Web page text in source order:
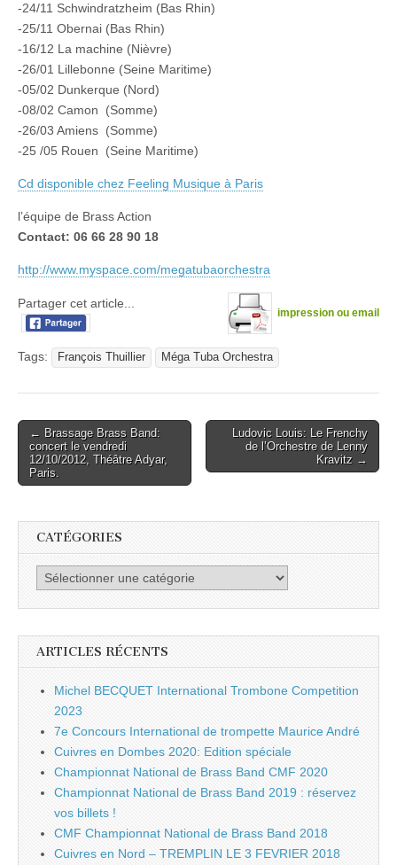
-24/11 Schwindratzheim (Bas Rhin)
-25/11 Obernai (Bas Rhin)
-16/12 La machine (Nièvre)
-26/01 Lillebonne (Seine Maritime)
-05/02 Dunkerque (Nord)
-08/02 Camon (Somme)
-26/03 Amiens (Somme)
-25 /05 Rouen (Seine Maritime)
Cd disponible chez Feeling Musique à Paris
l’équipe de Brass Action
Contact: 06 66 28 90 18
http://www.myspace.com/megatubaorchestra
impression ou email
Partager cet article...
Tags: François Thuillier Méga Tuba Orchestra
Post
navigation
← Brassage Brass Band:
concert le vendredi
12/10/2012, Théâtre Adyar,
Paris.
Ludovic Louis: Le Frenchy
de l’Orchestre de Lenny
Kravitz →
CATÉGORIES
Catégories
ARTICLES RÉCENTS
Michel BECQUET International Trombone Competition
2023
7e Concours International de trompette Maurice André
Cuivres en Dombes 2020: Edition spéciale
Championnat National de Brass Band CMF 2020
Championnat National de Brass Band 2019 : réservez
vos billets !
CMF Championnat National de Brass Band 2018
Cuivres en Nord – TREMPLIN LE 3 FEVRIER 2018